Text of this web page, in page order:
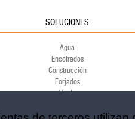
SOLUCIONES
Agua
Encofrados
Construcción
Forjados
Verde
Deporte